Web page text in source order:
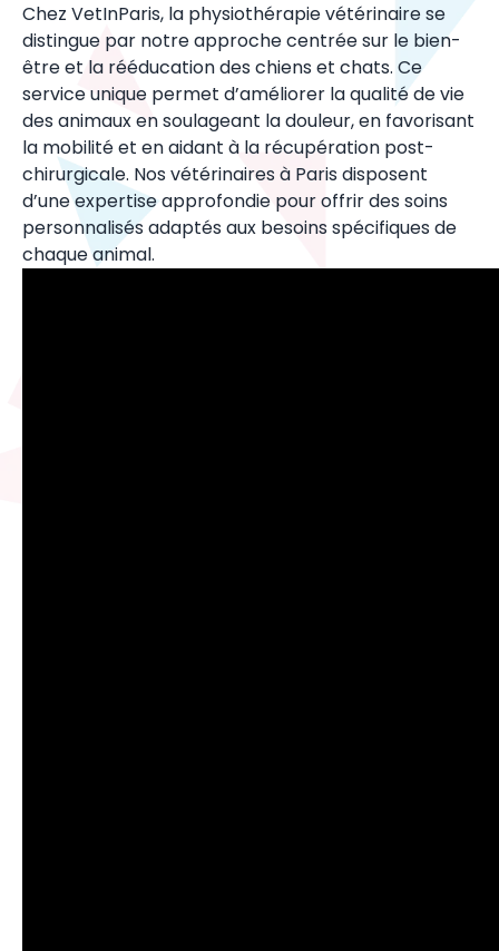
Chez VetInParis, la physiothérapie vétérinaire se
distingue par notre approche centrée sur le bien-
être et la rééducation des chiens et chats. Ce
service unique permet d’améliorer la qualité de vie
des animaux en soulageant la douleur, en favorisant
la mobilité et en aidant à la récupération post-
chirurgicale. Nos vétérinaires à Paris disposent
d’une expertise approfondie pour offrir des soins
personnalisés adaptés aux besoins spécifiques de
chaque animal.